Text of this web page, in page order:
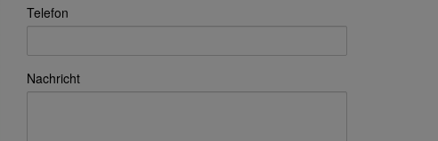
Telefon
Nachricht